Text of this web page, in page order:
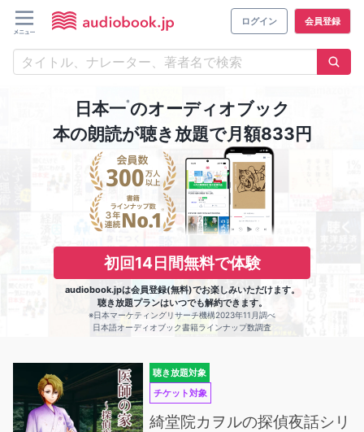
ログイン 会員登録
日本一※のオーディオブック
本の朗読が聴き放題で月額833円
初回14日間無料で体験
audiobook.jpは会員登録(無料)でお楽しみいただけます。
聴き放題プランはいつでも解約できます。
※日本マーケティングリサーチ機構2023年11月調べ
日本語オーディオブック書籍ラインナップ数調査
聴き放題対象
チケット対象
綺堂院カヲルの探偵夜話シリ